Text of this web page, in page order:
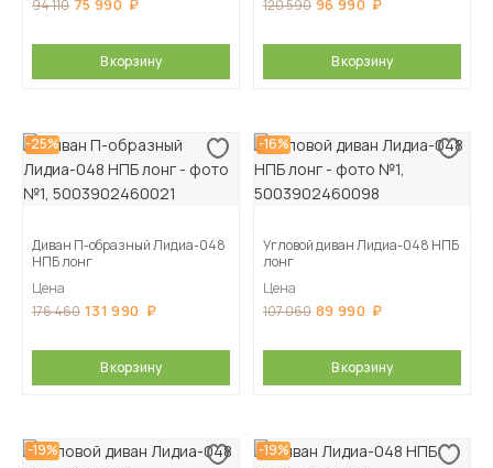
94 110 75 990
В корзину
120 590 96 990
В корзину
-25%
Диван П-образный Лидиа-048
НПБ лонг
Цена
176 460 131 990
В корзину
-16%
Угловой диван Лидиа-048 НПБ
лонг
Цена
107 060 89 990
В корзину
-19% -19%